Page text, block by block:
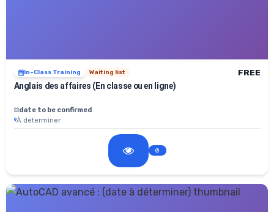
In-Class Training Waiting list
FREE
Anglais des affaires (En classe ou en ligne)
date to be confirmed
À déterminer